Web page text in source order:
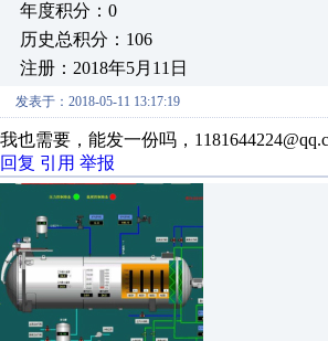
年度积分：0
历史总积分：106
注册：2018年5月11日
发表于：2018-05-11 13:17:19
我也需要，能发一份吗，
回复 引用 举报